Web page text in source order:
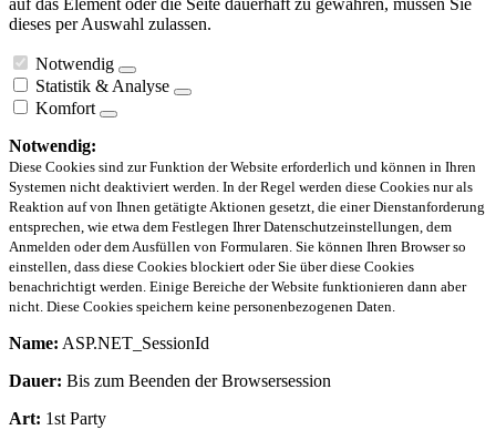
auf das Element oder die Seite dauerhaft zu gewähren, müssen Sie
dieses per Auswahl zulassen.
Notwendig
Statistik & Analyse
Komfort
Notwendig:
Diese Cookies sind zur Funktion der Website erforderlich und können in Ihren
Systemen nicht deaktiviert werden. In der Regel werden diese Cookies nur als
Reaktion auf von Ihnen getätigte Aktionen gesetzt, die einer Dienstanforderung
entsprechen, wie etwa dem Festlegen Ihrer Datenschutzeinstellungen, dem
Anmelden oder dem Ausfüllen von Formularen. Sie können Ihren Browser so
einstellen, dass diese Cookies blockiert oder Sie über diese Cookies
benachrichtigt werden. Einige Bereiche der Website funktionieren dann aber
nicht. Diese Cookies speichern keine personenbezogenen Daten.
Name: ASP.NET_SessionId
Dauer: Bis zum Beenden der Browsersession
Art: 1st Party